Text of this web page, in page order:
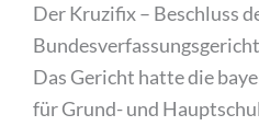
Der Kruzifix – Beschluss
Das Gericht hatte die
für Grund- und